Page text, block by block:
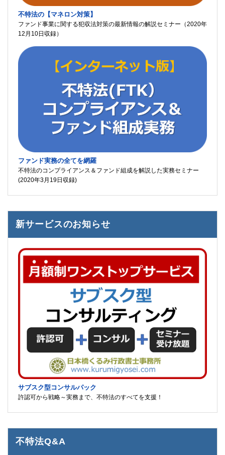
不特法の【マネロン対策】
ファンド事業に関する犯収法対策の最新情報の解説セミナー（2020年
12月10日収録）
ファンド実務の全てを網羅
不特法のコンプライアンス＆ファンド組成を解説した実務セミナー
(2020年3月19日収録)
新サービスのお知らせ
サブスク型コンサルパック
許認可から戦略～実務まで、不特法のすべてを支援！
不特法Q&A